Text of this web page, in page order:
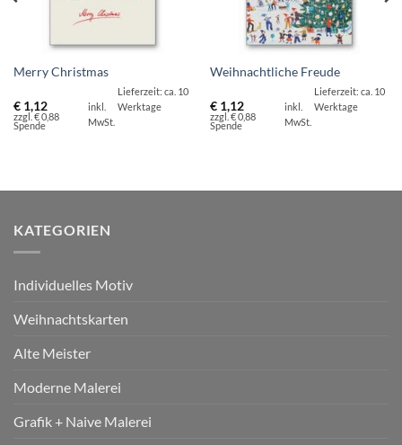
Merry Christmas
€1,12
zzgl. € 0,88
Spende
inkl.
MwSt.
Lieferzeit: ca. 10
Werktage
Weihnachtliche Freude
€1,12
zzgl. € 0,88
Spende
inkl.
MwSt.
Lieferzeit: ca. 10
Werktage
KATEGORIEN
Individuelles Motiv
Weihnachtskarten
Alte Meister
Moderne Malerei
Grafik + Naive Malerei